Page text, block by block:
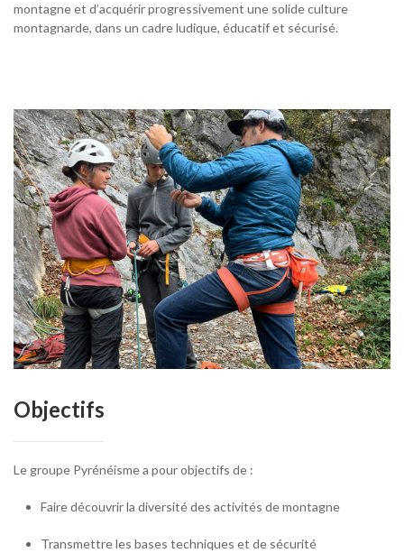
montagne et d’acquérir progressivement une solide culture
montagnarde, dans un cadre ludique, éducatif et sécurisé.
Objectifs
Le groupe Pyrénéisme a pour objectifs de :
Faire découvrir la diversité des activités de montagne
Transmettre les bases techniques et de sécurité